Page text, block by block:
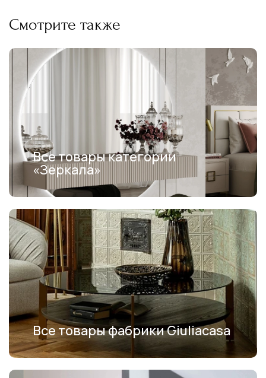
Смотрите также
Все товары категории
«Зеркала»
Все товары фабрики Giuliacasa